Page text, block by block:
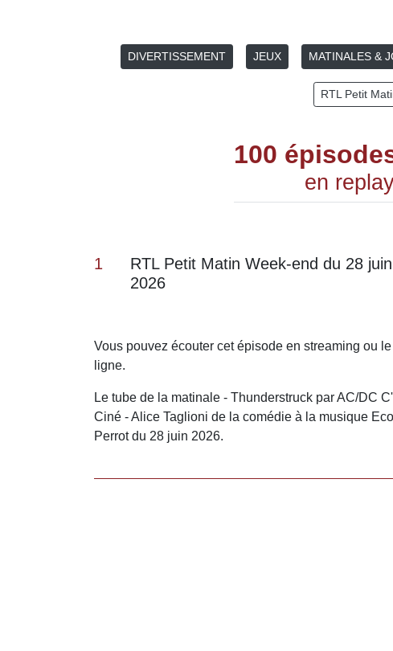
DIVERTISSEMENT JEUX MATINALES &
RTL Petit
100
en
1
RTL Petit Matin Week-end du 28 juin
2026
Vous pouvez écouter cet épisode en streaming ou
ligne.
Le tube de la matinale - Thunderstruck par AC/DC
Ciné - Alice Taglioni de la comédie à la musique
Perrot du 28 juin 2026.